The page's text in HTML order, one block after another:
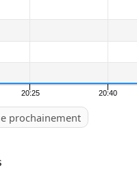
20:25 20:40
prochainement